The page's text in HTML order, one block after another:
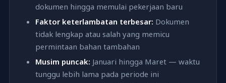
dokumen hingga memulai pekerjaan baru
Faktor keterlambatan terbesar: Dokumen
tidak lengkap atau salah yang memicu
permintaan bahan tambahan
Musim puncak: Januari hingga Maret — waktu
tunggu lebih lama pada periode ini